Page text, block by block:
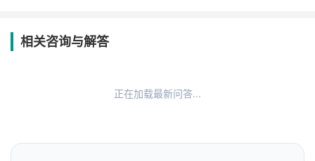
相关咨询与解答
正在加载最新问答...